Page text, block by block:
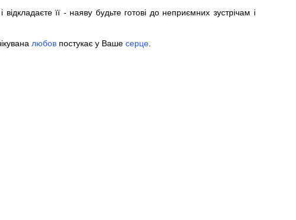
відкладаєте її - наяву будьте готові до неприємних зустрічам і
любовпостукає у Ваше серце.